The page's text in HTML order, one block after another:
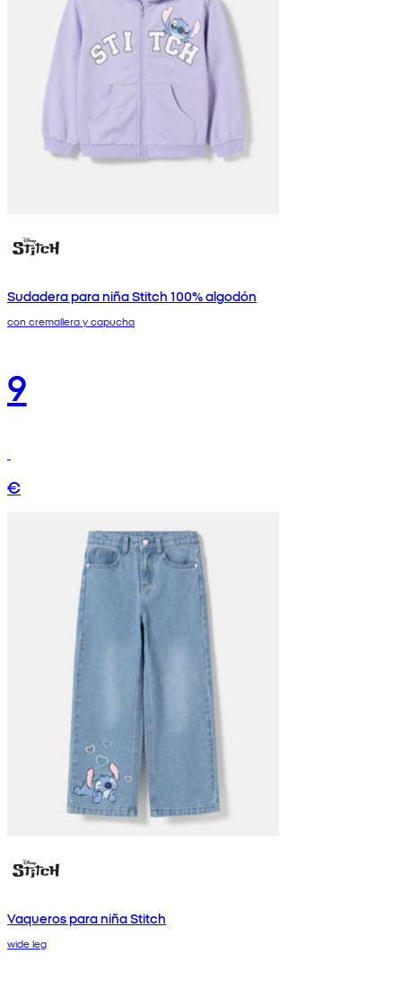
Sudadera para niña Stitch 100% algodón
con cremallera y capucha
9
€
Vaqueros para niña Stitch
wide leg